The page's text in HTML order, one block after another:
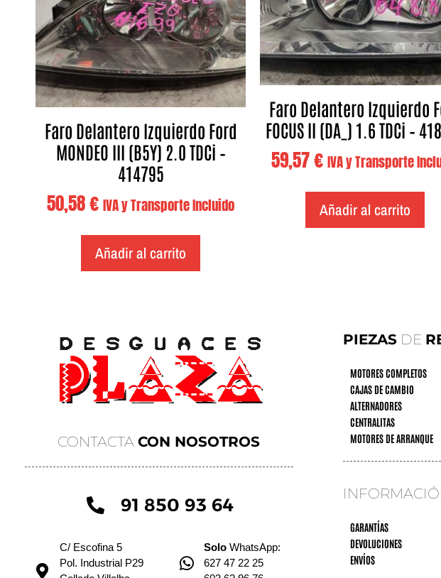
Faro Delantero Izquierdo Ford
MONDEO III (B5Y) 2.0 TDCi –
414795
50,58€ IVA y Transporte Incluido
Añadir al carrito
Faro Delantero Izquierdo
FOCUS II (DA_) 1.6 TDCi –
59,57€ IVA y Transporte
Añadir al carrito
CONTACTACON NOSOTROS
91 850 93 64
C/ Escofina 5
Pol. Industrial P29
Solo WhatsApp:
627 47 22 25
PIEZASDE
MOTORES COMPLETOS
CAJAS DE CAMBIO
ALTERNADORES
CENTRALITAS
MOTORES DE ARRANQUE
GARANTÍAS
DEVOLUCIONES
ENVÍOS